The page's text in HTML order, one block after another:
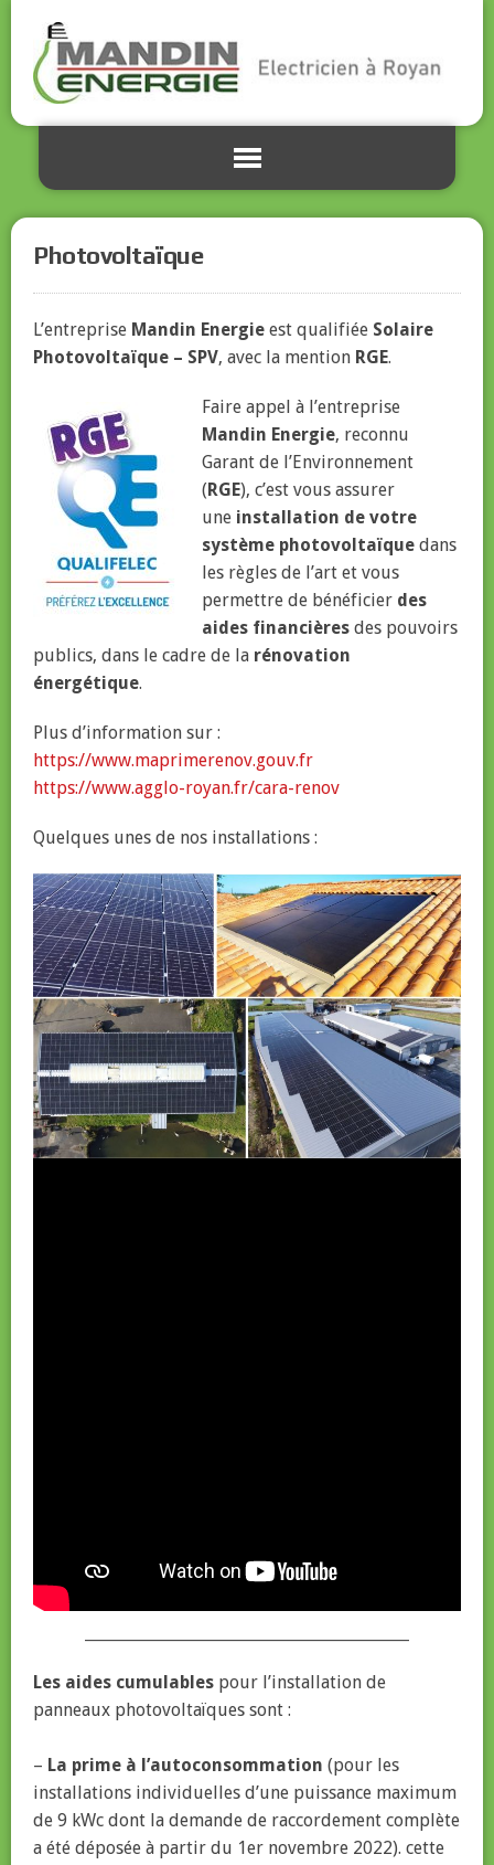
Photovoltaïque
L’entreprise Mandin Energie est qualifiée Solaire
Photovoltaïque – SPV, avec la mention RGE.
Faire appel à l’entreprise
Mandin Energie, reconnu
Garant de l’Environnement
( RGE), c’est vous assurer
une installation de votre
système photovoltaïque dans
les règles de l’art et vous
permettre de bénéficier des
aides financières des pouvoirs
publics, dans le cadre de la rénovation
énergétique.
Plus d’information sur :
https://www.maprimerenov.gouv.fr
https://www.agglo-royan.fr/cara-renov
Quelques unes de nos installations :
Les aides cumulables pour l’installation de
panneaux photovoltaïques sont :
– La prime à l’autoconsommation (pour les
installations individuelles d’une puissance maximum
de 9 kWc dont la demande de raccordement complète
a été déposée à partir du 1er novembre 2022). cette